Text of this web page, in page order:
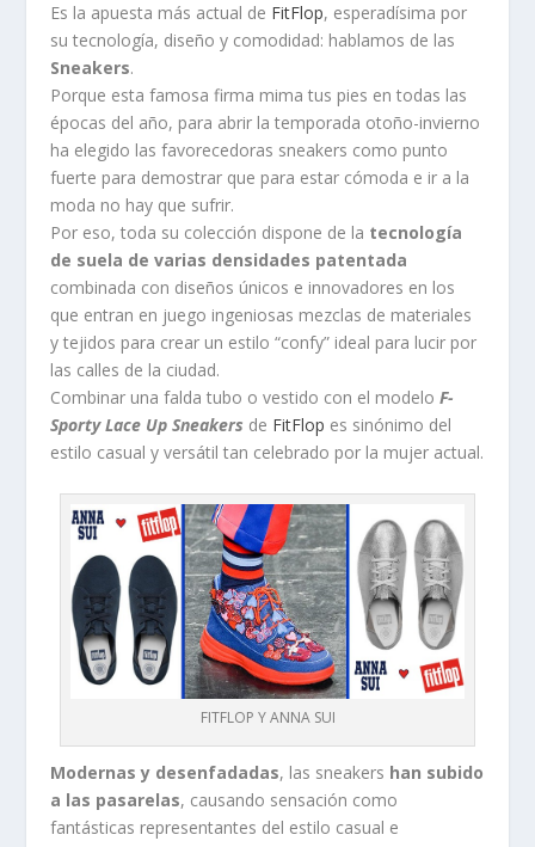
Es la apuesta más actual de FitFlop, esperadísima por
su tecnología, diseño y comodidad: hablamos de las
Sneakers.
Porque esta famosa firma mima tus pies en todas las
épocas del año, para abrir la temporada otoño-invierno
ha elegido las favorecedoras sneakers como punto
fuerte para demostrar que para estar cómoda e ir a la
moda no hay que sufrir.
Por eso, toda su colección dispone de la tecnología
de suela de varias densidades patentada
combinada con diseños únicos e innovadores en los
que entran en juego ingeniosas mezclas de materiales
y tejidos para crear un estilo “confy” ideal para lucir por
las calles de la ciudad.
Combinar una falda tubo o vestido con el modeloF-
Sporty Lace Up Sneakers de FitFlop es sinónimo del
estilo casual y versátil tan celebrado por la mujer actual.
FITFLOP Y ANNA SUI
Modernas y desenfadadas, las sneakers han subido
a las pasarelas, causando sensación como
fantásticas representantes del estilo casual e